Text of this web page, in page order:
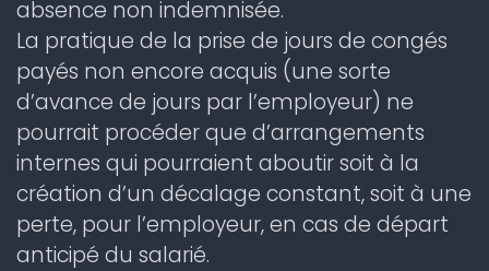
absence non indemnisée.
La pratique de la prise de jours de congés
payés non encore acquis (une sorte
d’avance de jours par l’employeur) ne
pourrait procéder que d’arrangements
internes qui pourraient aboutir soit à la
création d’un décalage constant, soit à une
perte, pour l’employeur, en cas de départ
anticipé du salarié.